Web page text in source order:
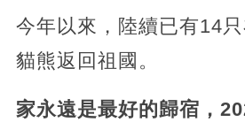
今年以來，陸續已有14
貓熊返回祖國。
家永遠是最好的歸宿，